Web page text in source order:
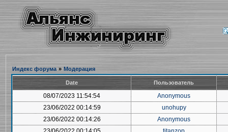
Индекс форума » Модерация
Date Пользователь
08/07/2023 11:54:54
Anonymous
23/06/2022 00:14:59
unohupy
23/06/2022 00:14:26
Anonymous